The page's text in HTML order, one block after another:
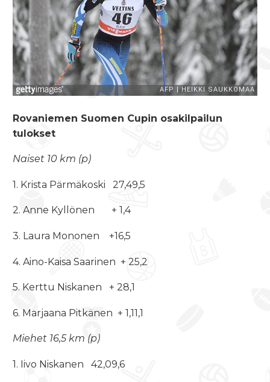
Rovaniemen Suomen Cupin osakilpailun
tulokset
Naiset 10 km (p)
1. Krista Pärmäkoski 27,49,5
2. Anne Kyllönen + 1,4
3. Laura Mononen +16,5
4. Aino-Kaisa Saarinen + 25,2
5. Kerttu Niskanen + 28,1
6. Marjaana Pitkänen + 1,11,1
Miehet 16,5 km (p)
1. Iivo Niskanen 42,09,6